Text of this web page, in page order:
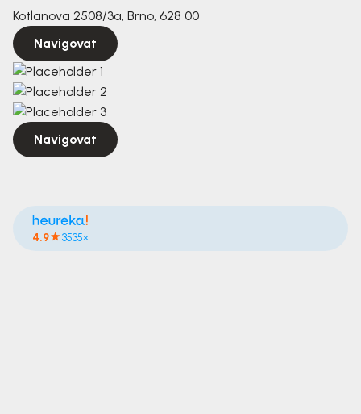
Kotlanova 2508/3a, Brno, 628 00
Navigovat
Navigovat
4.9 3535×